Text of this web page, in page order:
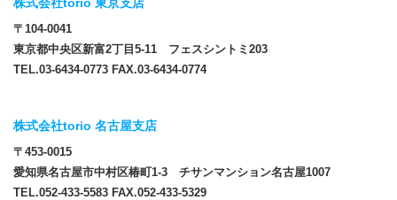
〒104-0041
東京都中央区新富2丁目5-11 フェスシントミ203
TEL.03-6434-0773 FAX.03-6434-0774
株式会社torio 名古屋支店
〒453-0015
愛知県名古屋市中村区椿町1-3 チサンマンション名古屋1007
TEL.052-433-5583 FAX.052-433-5329